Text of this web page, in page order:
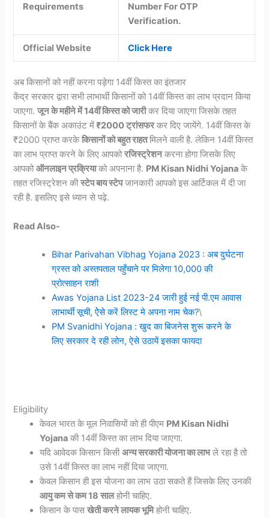
Requirements
Number For OTP
Verification.
Official Website Click Here
अब किसानों को नहीं करना पड़ेगा 14वीं किस्त का इंतजार
केंद्र सरकार द्वारा सभी लाभार्थी किसानों को 14वीं किस्त का लाभ प्रदान किया
जाएगा.जून के महीने में 14वीं किस्त को जारीकर दिया जाएगा जिसके तहत
किसानों के बैंक अकाउंट में₹2000 ट्रांसफरकर दिए जायेंगे. 14वीं किस्त के
₹2000 प्राप्त करकेकिसानों को बहुत राहतमिलने वाली है. लेकिन 14वीं किस्त
का लाभ प्राप्त करने के लिए आपकोरजिस्ट्रेशनकरना होगा जिसके लिए
आपकोऑनलाइन प्रक्रियाको अपनाना है. PM Kisan Nidhi Yojana के
तहत रजिस्ट्रेशन कीस्टेप बाय स्टेपजानकारी आपको इस आर्टिकल में दी जा
रही है. इसलिए इसे ध्यान से पढ़े.
Read Also-
Bihar Parivahan Vibhag Yojana 2023 : अब दुर्घटना
ग्रस्त को अस्तपताल पहुँचाने पर मिलेगा 10,000 की
प्रोत्साहन राशी
Awas Yojana List 2023-24 जारी हुई नई पी.एम आवास
लाभार्थी सूची, ऐेसे करें लिस्ट मे अपना नाम चेक?\
PM Svanidhi Yojana : खुद का बिजनेस शुरू करने के
लिए सरकार दे रही लोन, ऐसे उठायें इसका फायदा
Eligibility
केवल भारत के मूल निवासियों को ही पीएम PM Kisan Nidhi
Yojana की 14वीं किस्त का लाभ दिया जाएगा.
यदि आवेदक किसान किसीअन्य सरकारी योजना का लाभले रहा है तो
उसे 14वीं किस्त का लाभ नहीं दिया जाएगा.
केवल किसान ही इस योजना का लाभ उठा सकते हैं जिसके लिए उनकी
आयु कम से कम 18 सालहोनी चाहिए.
किसान के पासखेती करने लायक भूमिहोनी चाहिए.